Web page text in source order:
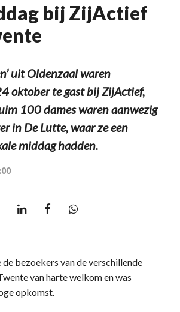
bij ZijActief
uit Oldenzaal waren
oktober te gast bij ZijActief,
100 dames waren aanwezig
in De Lutte, waar ze een
middag hadden.
bezoekers van de verschillende
van harte welkom en was
opkomst.